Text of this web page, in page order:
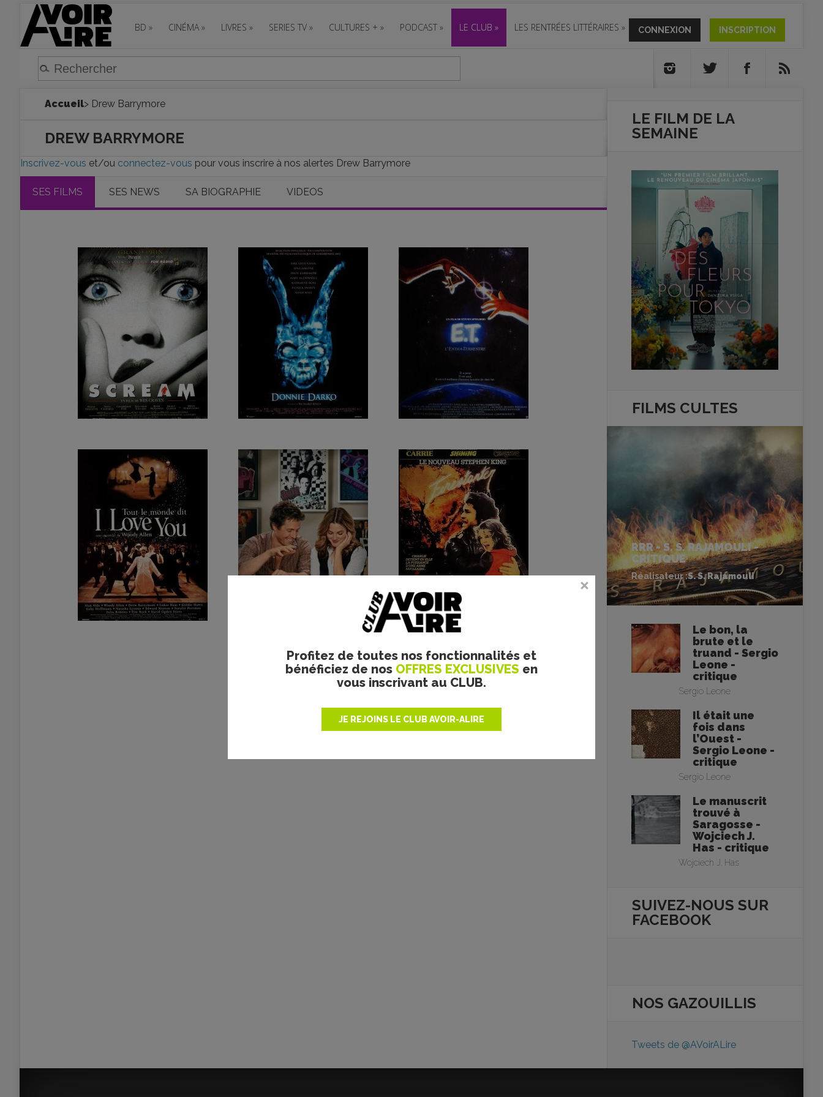
BD » CINÉMA » LIVRES » SERIES TV » CULTURES + » PODCAST » LE CLUB » LES RENTRÉES LITTÉRAIRES » CONNEXION INSCRIPTION
Profitez de toutes nos fonctionnalités et
bénéficiez de nos OFFRES EXCLUSIVES en
vous inscrivant au CLUB.
JE REJOINS LE CLUB AVOIR-ALIRE
Accueil> Drew Barrymore
DREW BARRYMORE
Inscrivez-vous et/ou connectez-vous pour vous inscrire à nos alertes Drew Barrymore
SES FILMS SES NEWS SA BIOGRAPHIE VIDEOS
LE FILM DE LA
SEMAINE
FILMS CULTES
RRR - S. S. RAJAMOULI -
CRITIQUE
Réalisateur :S. S. Rajamouli
Le bon, la
brute et le
truand - Sergio
Leone -
critique
Sergio Leone
Il était une
fois dans
l’Ouest -
Sergio Leone -
critique
Sergio Leone
Le manuscrit
trouvé à
Saragosse -
Wojciech J.
Has - critique
Wojciech J. Has
SUIVEZ-NOUS SUR
FACEBOOK
NOS GAZOUILLIS
Tweets de @AVoirALire